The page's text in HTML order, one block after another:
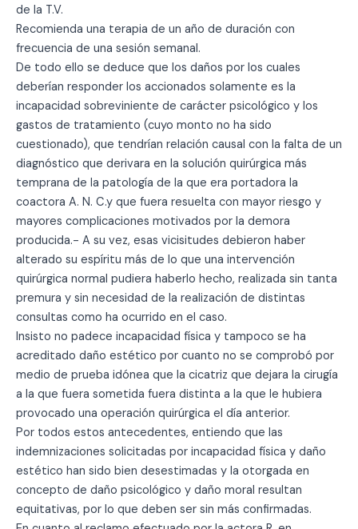
de la T.V.
Recomienda una terapia de un año de duración con
frecuencia de una sesión semanal.
De todo ello se deduce que los daños por los cuales
deberían responder los accionados solamente es la
incapacidad sobreviniente de carácter psicológico y los
gastos de tratamiento (cuyo monto no ha sido
cuestionado), que tendrían relación causal con la falta de un
diagnóstico que derivara en la solución quirúrgica más
temprana de la patología de la que era portadora la
coactora A. N. C.y que fuera resuelta con mayor riesgo y
mayores complicaciones motivados por la demora
producida.- A su vez, esas vicisitudes debieron haber
alterado su espíritu más de lo que una intervención
quirúrgica normal pudiera haberlo hecho, realizada sin tanta
premura y sin necesidad de la realización de distintas
consultas como ha ocurrido en el caso.
Insisto no padece incapacidad física y tampoco se ha
acreditado daño estético por cuanto no se comprobó por
medio de prueba idónea que la cicatriz que dejara la cirugía
a la que fuera sometida fuera distinta a la que le hubiera
provocado una operación quirúrgica el día anterior.
Por todos estos antecedentes, entiendo que las
indemnizaciones solicitadas por incapacidad física y daño
estético han sido bien desestimadas y la otorgada en
concepto de daño psicológico y daño moral resultan
equitativas, por lo que deben ser sin más confirmadas.